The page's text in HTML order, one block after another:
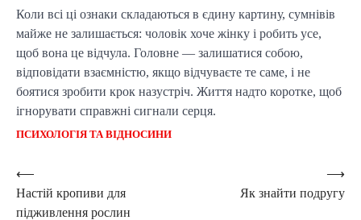
Коли всі ці ознаки складаються в єдину картину, сумнівів
майже не залишається: чоловік хоче жінку і робить усе,
щоб вона це відчула. Головне — залишатися собою,
відповідати взаємністю, якщо відчуваєте те саме, і не
боятися зробити крок назустріч. Життя надто коротке, щоб
ігнорувати справжні сигнали серця.
ПСИХОЛОГІЯ ТА ВІДНОСИНИ
Post
navigation
⟵
Настій кропиви для
підживлення рослин
Як знайти подругу
⟶